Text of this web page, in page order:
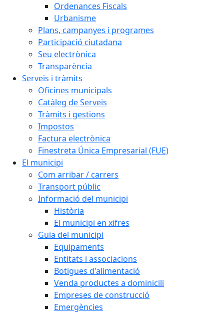
Ordenances Fiscals
Urbanisme
Plans, campanyes i programes
Participació ciutadana
Seu electrònica
Transparència
Serveis i tràmits
Oficines municipals
Catàleg de Serveis
Tràmits i gestions
Impostos
Factura electrònica
Finestreta Única Empresarial (FUE)
El municipi
Com arribar / carrers
Transport públic
Informació del municipi
Història
El municipi en xifres
Guia del municipi
Equipaments
Entitats i associacions
Botigues d'alimentació
Venda productes a dominicili
Empreses de construcció
Emergències